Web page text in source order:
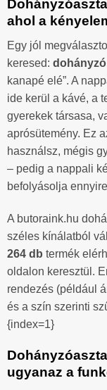
ahol a
Egy jól
keresed: dohányzó
kanapé elé”. A
ide kerül a kávé, a
gyerekek társasa,
aprósütemény. Ez
használsz, mégis
– pedig a nappali
befolyásolja
A butoraink.hu
széles kínálatból
264 db termék
oldalon keresztül.
rendezés (például
és a szín szerinti
{index=1}
ugyanaz a